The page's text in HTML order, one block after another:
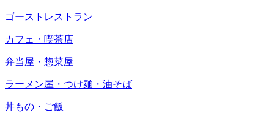
ゴーストレストラン
カフェ・喫茶店
弁当屋・惣菜屋
ラーメン屋・つけ麺・油そば
丼もの・ご飯